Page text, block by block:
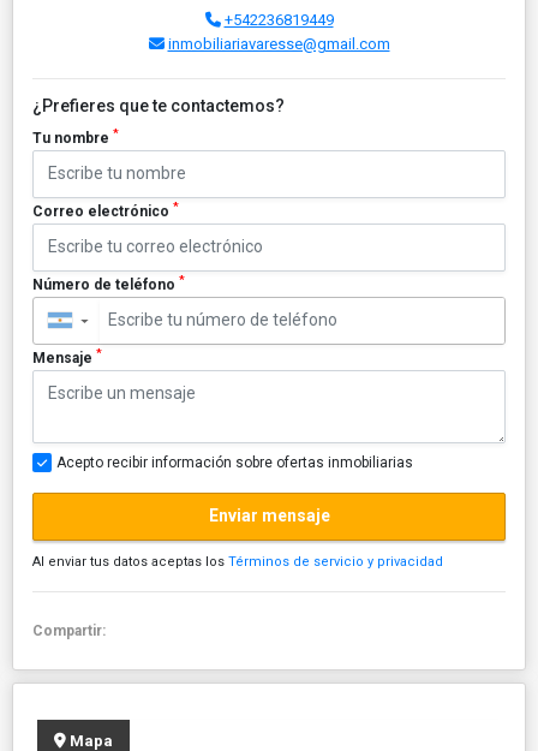
+542236819449
inmobiliariavaresse@gmail.com
¿Prefieres que te contactemos?
Tu nombre *
Correo electrónico *
Número de teléfono *
▼
Mensaje *
Acepto recibir información sobre ofertas inmobiliarias
Enviar mensaje
Al enviar tus datos aceptas los Términos de servicio y privacidad
Compartir:
Mapa